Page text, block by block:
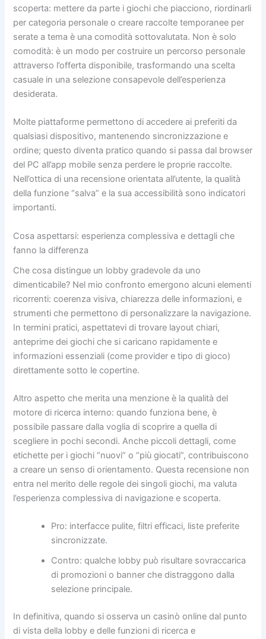
scoperta: mettere da parte i giochi che piacciono, riordinarli
per categoria personale o creare raccolte temporanee per
serate a tema è una comodità sottovalutata. Non è solo
comodità: è un modo per costruire un percorso personale
attraverso l’offerta disponibile, trasformando una scelta
casuale in una selezione consapevole dell’esperienza
desiderata.
Molte piattaforme permettono di accedere ai preferiti da
qualsiasi dispositivo, mantenendo sincronizzazione e
ordine; questo diventa pratico quando si passa dal browser
del PC all’app mobile senza perdere le proprie raccolte.
Nell’ottica di una recensione orientata all’utente, la qualità
della funzione “salva” e la sua accessibilità sono indicatori
importanti.
Cosa aspettarsi: esperienza complessiva e dettagli che
fanno la differenza
Che cosa distingue un lobby gradevole da uno
dimenticabile? Nel mio confronto emergono alcuni elementi
ricorrenti: coerenza visiva, chiarezza delle informazioni, e
strumenti che permettono di personalizzare la navigazione.
In termini pratici, aspettatevi di trovare layout chiari,
anteprime dei giochi che si caricano rapidamente e
informazioni essenziali (come provider e tipo di gioco)
direttamente sotto le copertine.
Altro aspetto che merita una menzione è la qualità del
motore di ricerca interno: quando funziona bene, è
possibile passare dalla voglia di scoprire a quella di
scegliere in pochi secondi. Anche piccoli dettagli, come
etichette per i giochi “nuovi” o “più giocati”, contribuiscono
a creare un senso di orientamento. Questa recensione non
entra nel merito delle regole dei singoli giochi, ma valuta
l’esperienza complessiva di navigazione e scoperta.
Pro: interfacce pulite, filtri efficaci, liste preferite
sincronizzate.
Contro: qualche lobby può risultare sovraccarica
di promozioni o banner che distraggono dalla
selezione principale.
In definitiva, quando si osserva un casinò online dal punto
di vista della lobby e delle funzioni di ricerca e